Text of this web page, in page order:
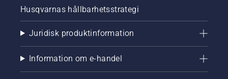
Husqvarnas hållbarhetsstrategi
Juridisk produktinformation
Information om e-handel